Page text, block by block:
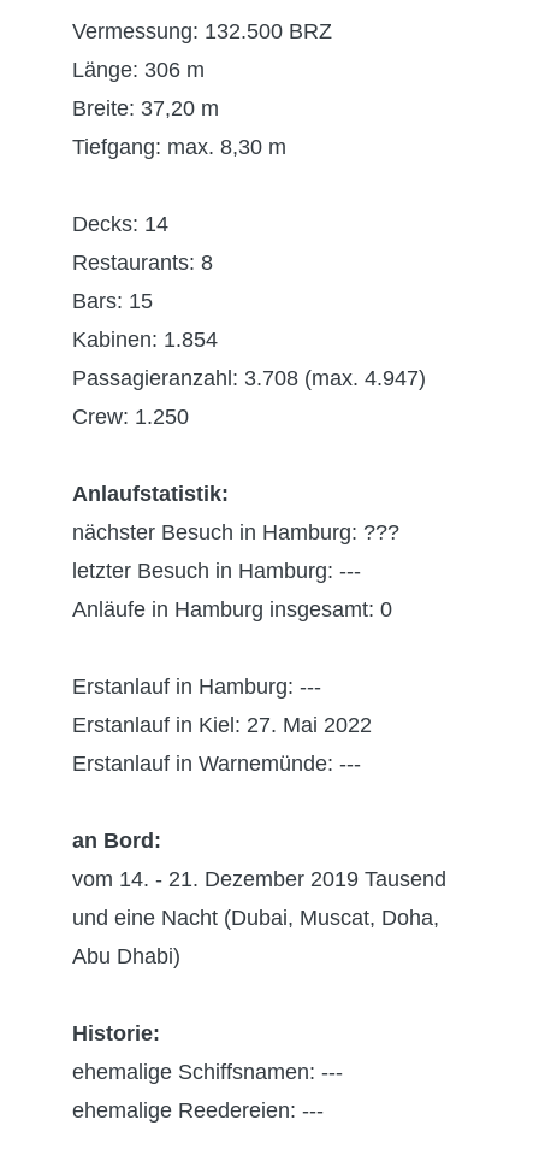
Vermessung: 132.500 BRZ
Länge: 306 m
Breite: 37,20 m
Tiefgang: max. 8,30 m
Decks: 14
Restaurants: 8
Bars: 15
Kabinen: 1.854
Passagieranzahl: 3.708 (max. 4.947)
Crew: 1.250
Anlaufstatistik:
nächster Besuch in Hamburg: ???
letzter Besuch in Hamburg: ---
Anläufe in Hamburg insgesamt: 0
Erstanlauf in Hamburg: ---
Erstanlauf in Kiel: 27. Mai 2022
Erstanlauf in Warnemünde: ---
an Bord:
vom 14. - 21. Dezember 2019 Tausend
und eine Nacht (Dubai, Muscat, Doha,
Abu Dhabi)
Historie:
ehemalige Schiffsnamen: ---
ehemalige Reedereien: ---